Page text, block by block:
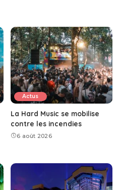
Actus
La Hard Music se mobilise
contre les incendies
6 août 2026